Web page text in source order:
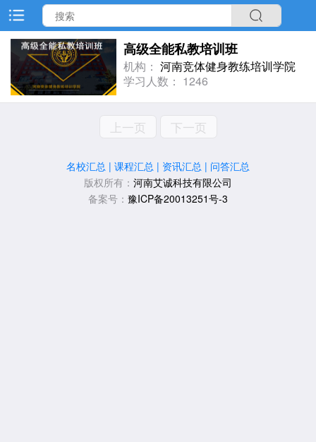
高级全能私教培训班
机构： 河南竞体健身教练培训学院
学习人数： 1246
上一页 下一页
名校汇总 | 课程汇总 | 资讯汇总 | 问答汇总
版权所有： 河南艾诚科技有限公司
备案号： 豫ICP备20013251号-3